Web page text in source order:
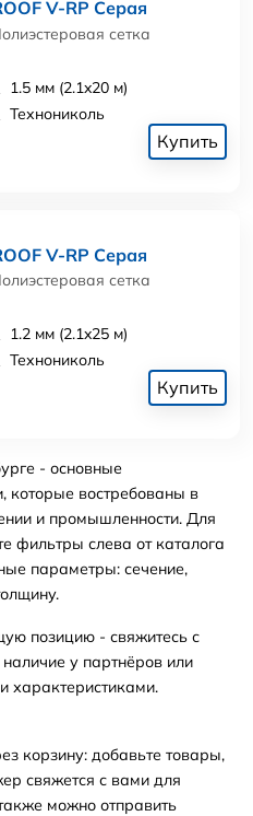
V-RP Серая
сетка
1.5 мм (2.1x20 м)
Технониколь
Купить
V-RP Серая
сетка
1.2 мм (2.1x25 м)
Технониколь
Купить
- основные
которые востребованы в
и промышленности. Для
фильтры слева от каталога
параметры: сечение,
позицию - свяжитесь с
у партнёров или
характеристиками.
корзину: добавьте товары,
свяжется с вами для
можно отправить